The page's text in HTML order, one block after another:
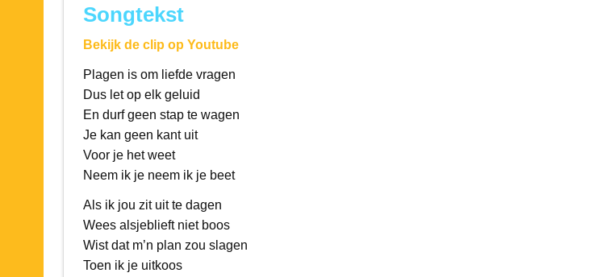
Songtekst
Bekijk de clip op Youtube
Plagen is om liefde vragen
Dus let op elk geluid
En durf geen stap te wagen
Je kan geen kant uit
Voor je het weet
Neem ik je neem ik je beet
Als ik jou zit uit te dagen
Wees alsjeblieft niet boos
Wist dat m’n plan zou slagen
Toen ik je uitkoos